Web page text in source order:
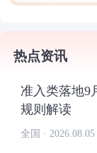
热点资讯
准入类落地9
规则解读
全国 ·